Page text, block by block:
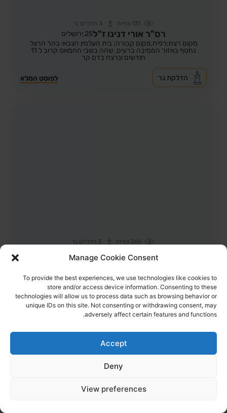
Manage Cookie Consent
To provide the best experiences, we use technologies like cookies to
store and/or access device information. Consenting to these
technologies will allow us to process data such as browsing behavior or
unique IDs on this site. Not consenting or withdrawing consent, may
adversely affect certain features and functions.
Accept
Deny
View preferences
131 צפיות 3 הדליקו נר
רס"ר אורי דנינו ז"ל25, ירושלים
מקום רצח:רפיח,מקום קבורה: בית העלמין הצבאי בהר הרצל
נחטף באזור המסיבה ברעים, שהה בשבי החמאס קרוב ל 11
חודשים ונרצח בדם קר
לפוסט המלא הדלקת נר
266 צפיות 3 הדליקו נר
עדן ירושלמי ז"ל
מקום רצח:רפיח,מקום קבורה: בית עלמין ירקון
ברפיח
לפוסט המלא הדלקת נר